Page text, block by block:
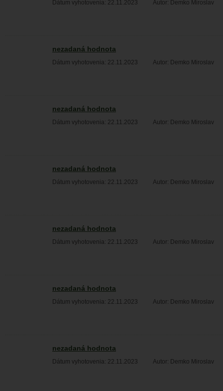
Dátum vyhotovenia: 22.11.2023 Autor: Demko Miroslav
nezadaná hodnota
Dátum vyhotovenia: 22.11.2023 Autor: Demko Miroslav
nezadaná hodnota
Dátum vyhotovenia: 22.11.2023 Autor: Demko Miroslav
nezadaná hodnota
Dátum vyhotovenia: 22.11.2023 Autor: Demko Miroslav
nezadaná hodnota
Dátum vyhotovenia: 22.11.2023 Autor: Demko Miroslav
nezadaná hodnota
Dátum vyhotovenia: 22.11.2023 Autor: Demko Miroslav
nezadaná hodnota
Dátum vyhotovenia: 22.11.2023 Autor: Demko Miroslav